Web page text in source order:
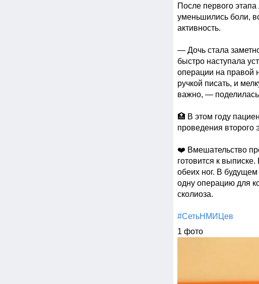
После первого
уменьшились боли,
активность.
— Дочь стала
быстро наступала
операции на правой
ручкой писать, и
важно, —
🏥 В этом году
проведения второго
❤️ Вмешательство
готовится к
обеих ног. В
одну операцию для
сколиоза.
#СетьНМИЦев
1 фото